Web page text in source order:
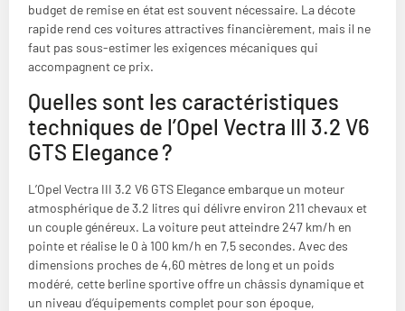
budget de remise en état est souvent nécessaire. La décote
rapide rend ces voitures attractives financièrement, mais il ne
faut pas sous-estimer les exigences mécaniques qui
accompagnent ce prix.
Quelles sont les caractéristiques
techniques de l’Opel Vectra III 3.2 V6
GTS Elegance ?
L’Opel Vectra III 3.2 V6 GTS Elegance embarque un moteur
atmosphérique de 3.2 litres qui délivre environ 211 chevaux et
un couple généreux. La voiture peut atteindre 247 km/h en
pointe et réalise le 0 à 100 km/h en 7,5 secondes. Avec des
dimensions proches de 4,60 mètres de long et un poids
modéré, cette berline sportive offre un châssis dynamique et
un niveau d’équipements complet pour son époque,